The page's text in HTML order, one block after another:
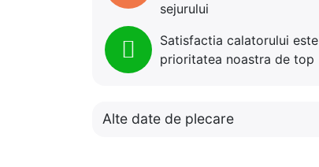
sejurului
Satisfactia calatorului este
prioritatea noastra de top
Alte date de plecare